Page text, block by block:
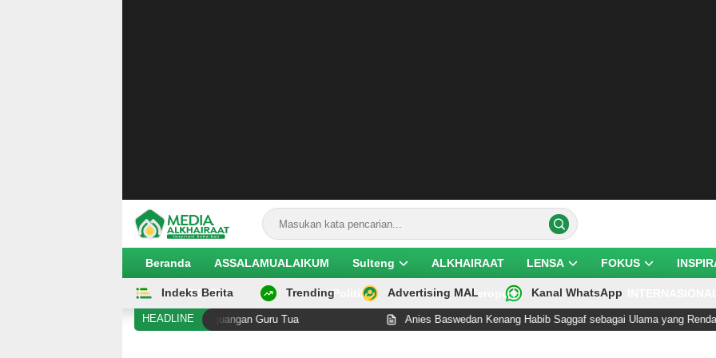
Beranda ASSALAMUALAIKUM Sulteng ALKHAIRAAT LENSA FOKUS
EKOBIS Politik Teropong
Indeks Berita Trending Advertising MAL Kanal WhatsApp
HEADLINE
Antara Kening Penghalang Perjuangan Guru Tua Anies Baswedan Kenang Habib Saggaf sebagai Ulama yang Rendah Hati dan